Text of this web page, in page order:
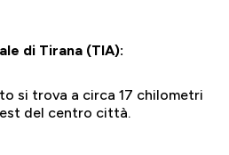
di Tirana (TIA):
si trova a circa 17 chilometri
del centro città.